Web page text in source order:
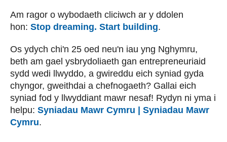
Am ragor o wybodaeth cliciwch ar y ddolen
hon: Stop dreaming. Start building.
Os ydych chi'n 25 oed neu'n iau yng Nghymru,
beth am gael ysbrydoliaeth gan entrepreneuriaid
sydd wedi llwyddo, a gwireddu eich syniad gyda
chyngor, gweithdai a chefnogaeth? Gallai eich
syniad fod y llwyddiant mawr nesaf! Rydyn ni yma i
helpu: Syniadau Mawr Cymru | Syniadau Mawr
Cymru.